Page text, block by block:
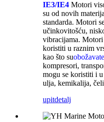
IE3/IE4 Motori
su od novih
standarda. Motori
učinkovitošću,
vibracijama.
koristiti u raznim
kao što su
kompresori,
mogu se koristiti i
ulja, kemikalija,
upitdetalj